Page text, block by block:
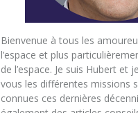
Bienvenue à tous les
l’espace et plus
de l’espace. Je suis Hubert et
vous les différentes missions
connues ces dernières